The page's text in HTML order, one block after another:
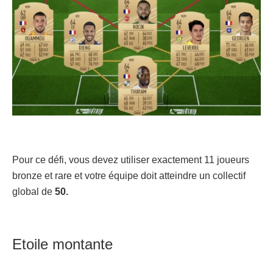
Pour ce défi, vous devez utiliser exactement 11 joueurs
bronze et rare et votre équipe doit atteindre un collectif
global de 50.
Etoile montante